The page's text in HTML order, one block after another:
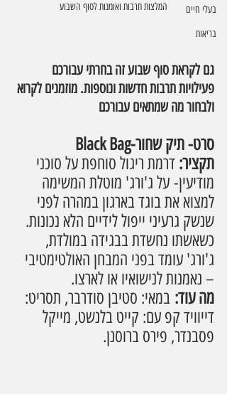
בעלי חיים
בריאות
המלצות תרבות ואומנות לסוף השבוע
גם לקראת סוף שבוע זה בחרתי עבורכם
פעילויות תרבות חדשות ונוספות. מוזמנים לקרוא
ולבחור מה שמתאים עבורכם
סרט- תיק שחור-Black Bag
תקציר: דרמת ריגול סוחפת על סוכני
מודיעין- על ג'ורג' מוטלת המשימה
למצוא את בוגד בארגון במהרה לפני
שנשק גרעיני ייפול לידיים הלא נכונות.
כשאשתו נחשדת בבגידה במולדת,
ג'ורג' עומד בפני המבחן האולטימטיבי
– נאמנות לנישואיו או לארצו.
מה עוד: במאי: סטיבן סודרבר, תסריט:
דייוויד קפ עם: קייט בלנשט, מייקל
פסבנדר, פירס ברוסנן.